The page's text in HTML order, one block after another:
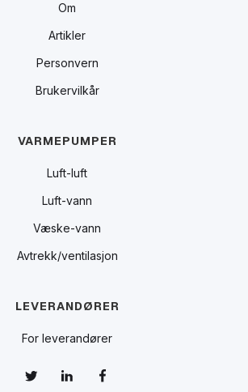
Om
Artikler
Personvern
Brukervilkår
VARMEPUMPER
Luft-luft
Luft-vann
Væske-vann
Avtrekk/ventilasjon
LEVERANDØRER
For leverandører